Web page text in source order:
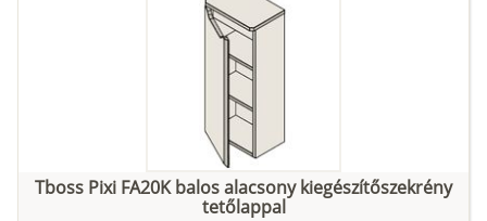
Loft beton
Nádzöld
Tboss Pixi FA20K balos alacsony kiegészítőszekrény
tetőlappal